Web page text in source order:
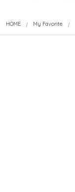
HOME My Favorite